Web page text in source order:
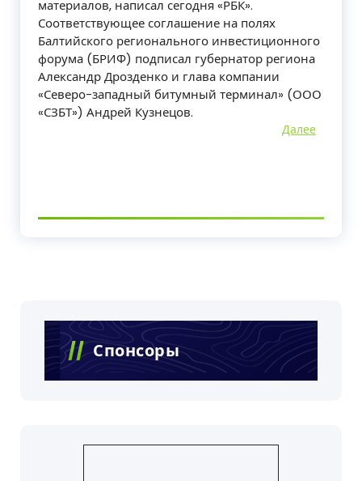
материалов, написал сегодня «РБК».
Соответствующее соглашение на полях
Балтийского регионального инвестиционного
форума (БРИФ) подписал губернатор региона
Александр Дрозденко и глава компании
«Северо-западный битумный терминал» (ООО
«СЗБТ») Андрей Кузнецов.
Далее
Спонсоры